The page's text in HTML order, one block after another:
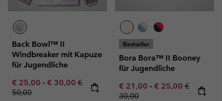
Back Bowl™ II
Windbreaker mit Kapuze
für Jugendliche
Minimum sale price:
€ 25,00 - Maximum sale price:
€ 30,00 Regular price:
€
50,00
Bestseller
Bora Bora™ II Booney
für Jugendliche
Minimum sale price:
€ 21,00 - Maximum sale
€ 25,00 Regular
€
30,00